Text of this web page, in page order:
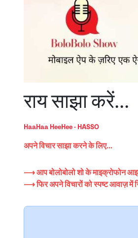
राय साझा करें...
HaaHaa HeeHee - HASSO
अपने विचार साझा करने के लिए...
⟶ आप बोलोबोलो शो के माइक्रोफोन
⟶ फिर अपने विचारों को स्पष्ट आवाज़ में